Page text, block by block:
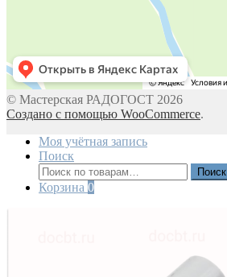
© Мастерская РАДОГОСТ 2026
Создано с помощью WooCommerce.
Моя учётная запись
Поиск
Искать:
Поиск
Корзина 0